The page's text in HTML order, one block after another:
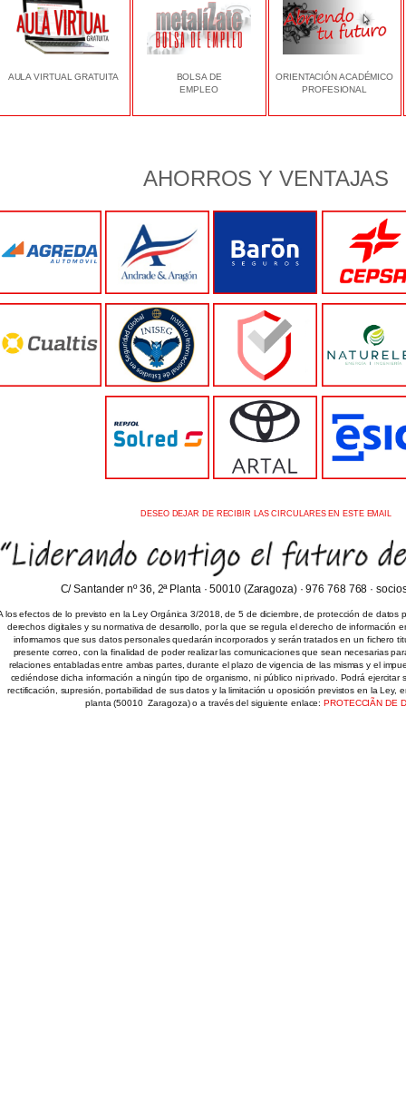
AULA VIRTUAL GRATUITA
BOLSA DE
EMPLEO
ORIENTACIÓN ACADÉMICO
PROFESIONAL
AHORROS Y VENTAJAS
DESEO DEJAR DE RECIBIR LAS CIRCULARES EN ESTE EMAIL
C/ Santander nº 36, 2ª Planta · 50010 (Zaragoza) · 976 768 768 ·
los efectos de lo previsto en la Ley Orgánica 3/2018, de 5 de diciembre, de protección de datos
derechos digitales y su normativa de desarrollo, por la que se regula el derecho de información
informamos que sus datos personales quedarán incorporados y serán tratados en un fichero
presente correo, con la finalidad de poder realizar las comunicaciones que sean necesarias
relaciones entabladas entre ambas partes, durante el plazo de vigencia de las mismas y el
cediéndose dicha información a ningún tipo de organismo, ni público ni privado. Podrá ejercitar
rectificación, supresión, portabilidad de sus datos y la limitación u oposición previstos en la Ley,
planta (50010  Zaragoza) o a través del siguiente enlace:PROTECCIÃN DE